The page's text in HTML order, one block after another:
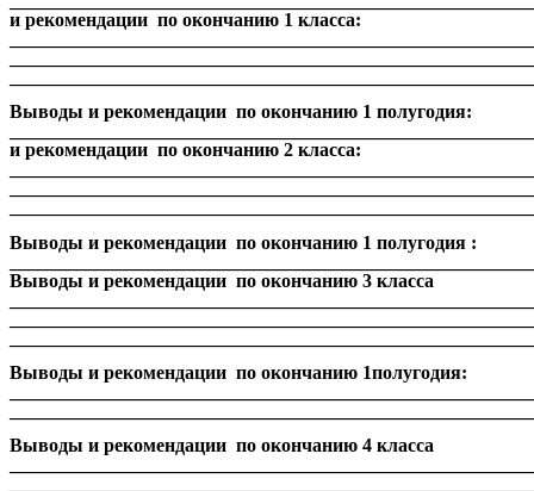
и рекомендации по окончанию 1 класса:
Выводы и рекомендации по окончанию 1 полугодия:
и рекомендации по окончанию 2 класса:
Выводы и рекомендации по окончанию 1 полугодия :
Выводы и рекомендации по окончанию 3 класса
Выводы и рекомендации по окончанию 1полугодия:
Выводы и рекомендации по окончанию 4 класса